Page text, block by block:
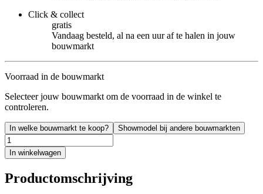
Click & collect
gratis
Vandaag besteld, al na een uur af te halen in jouw
bouwmarkt
Voorraad in de bouwmarkt
Selecteer jouw bouwmarkt om de voorraad in de winkel te
controleren.
In welke bouwmarkt te koop? Showmodel bij andere bouwmarkten
In winkelwagen
Productomschrijving